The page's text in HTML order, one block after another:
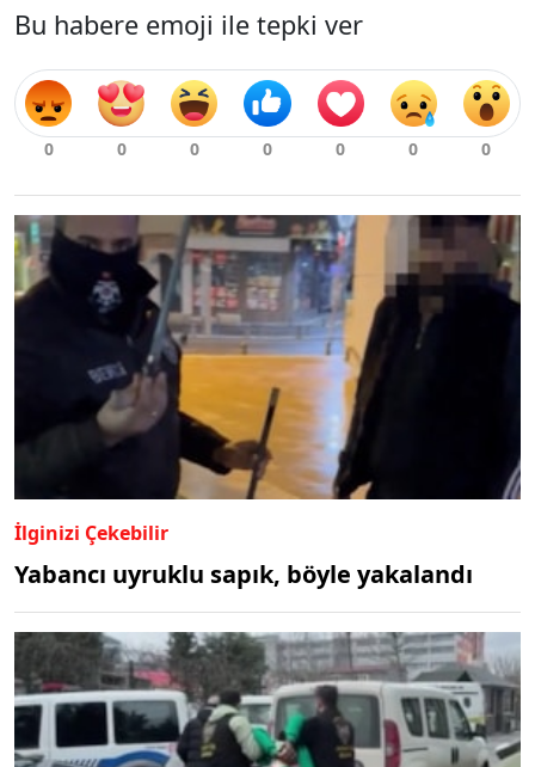
Bu habere emoji ile tepki ver
İlginizi Çekebilir
Yabancı uyruklu sapık, böyle yakalandı